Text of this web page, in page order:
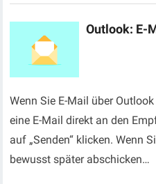
Outlook: E-
Wenn Sie E-Mail über
eine E-Mail direkt an den
auf „Senden“ klicken. Wenn
bewusst später abschicken…